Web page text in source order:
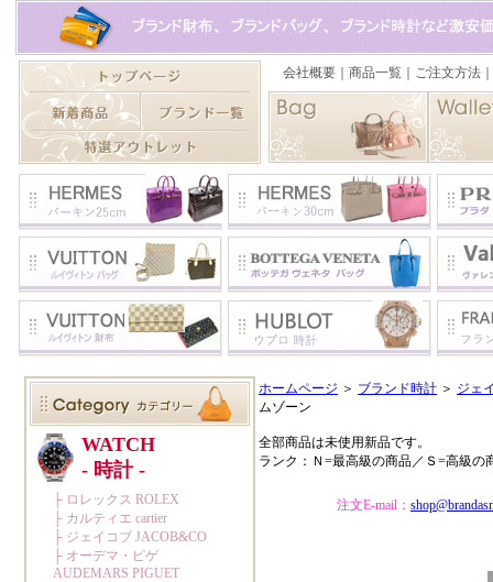
ホームページ ＞ ブランド時計 ＞ ジェ
ムゾーン
全部商品は未使用新品です。
ランク：Ｎ=最高級の商品／Ｓ=高級の
注文E-mail：